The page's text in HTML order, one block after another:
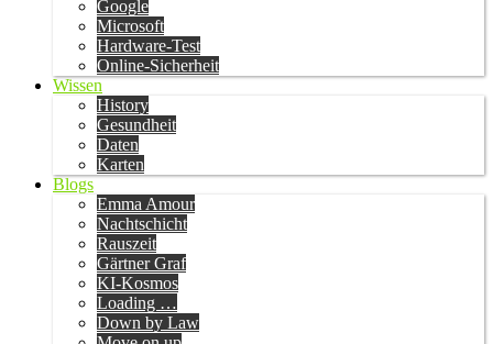
Google
Microsoft
Hardware-Test
Online-Sicherheit
Wissen
History
Gesundheit
Daten
Karten
Blogs
Emma Amour
Nachtschicht
Rauszeit
Gärtner Graf
KI-Kosmos
Loading …
Down by Law